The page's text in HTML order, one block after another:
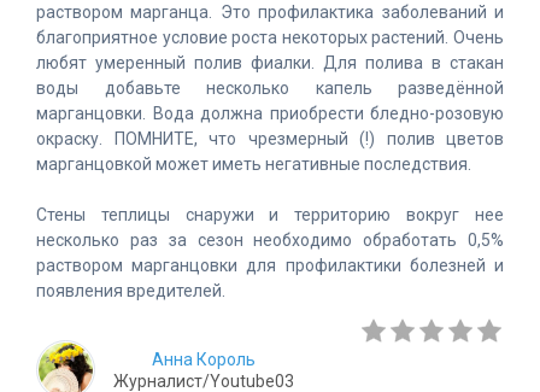
раствором марганца. Это профилактика заболеваний и
благоприятное условие роста некоторых растений. Очень
любят умеренный полив фиалки. Для полива в стакан
воды добавьте несколько капель разведённой
марганцовки. Вода должна приобрести бледно-розовую
окраску. ПОМНИТЕ, что чрезмерный (!) полив цветов
марганцовкой может иметь негативные последствия.
Стены теплицы снаружи и территорию вокруг нее
несколько раз за сезон необходимо обработать 0,5%
раствором марганцовки для профилактики болезней и
появления вредителей.
Анна Король
Журналист/Youtube03